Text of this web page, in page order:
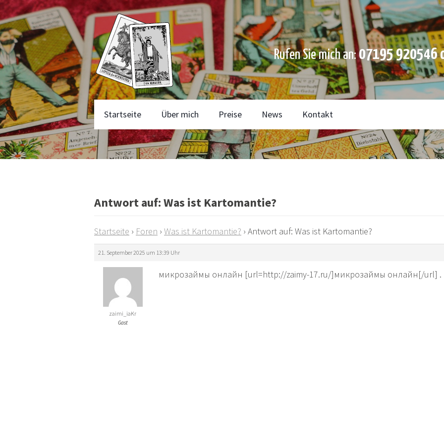
Rufen Sie mich an:07195 920546
Startseite Über mich Preise News Kontakt
Antwort auf: Was ist Kartomantie?
Startseite › Foren › Was ist Kartomantie? › Antwort auf: Was ist Kartomantie?
21. September 2025 um 13:39 Uhr
zaimi_iaKr
Gast
микрозаймы онлайн [url=http://zaimy-17.ru/]микрозаймы онлайн[/url] .